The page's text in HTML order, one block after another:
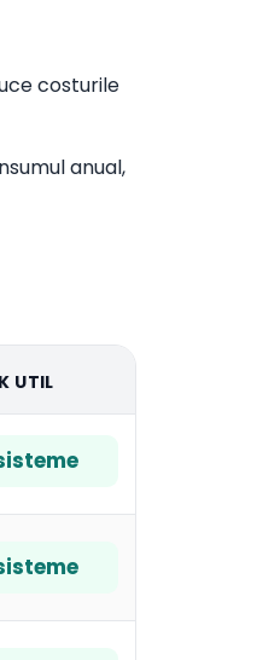
costurile
anual,
UTIL